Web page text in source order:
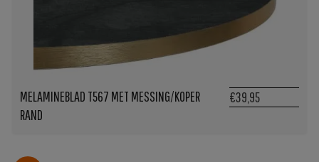
MELAMINEBLAD T567 MET MESSING/KOPER
RAND
€39,95